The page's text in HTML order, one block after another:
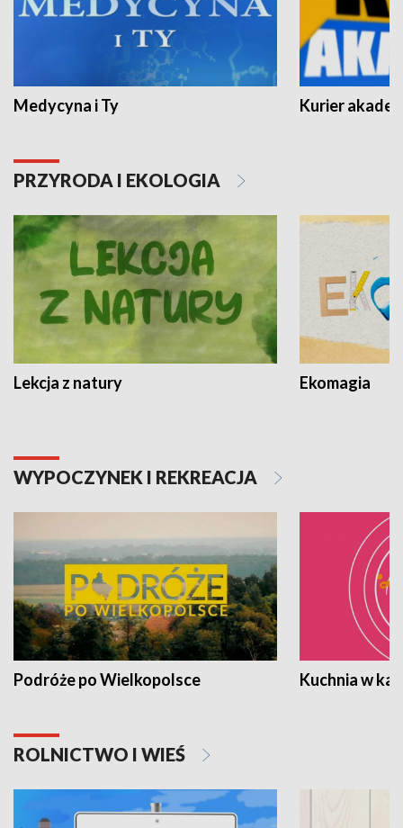
Medycyna i Ty Kurier
PRZYRODA I EKOLOGIA
Lekcja z natury Ekomagia
WYPOCZYNEK I REKREACJA
Podróże po Wielkopolsce Kuchnia w
ROLNICTWO I WIEŚ